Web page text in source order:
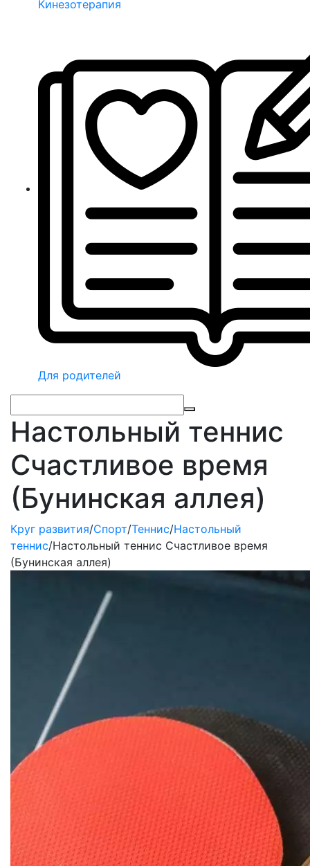
Кинезотерапия
Для родителей
Настольный теннис
Счастливое время
(Бунинская аллея)
Круг развития/Спорт/Теннис/Настольный
теннис/Настольный теннис Счастливое время
(Бунинская аллея)